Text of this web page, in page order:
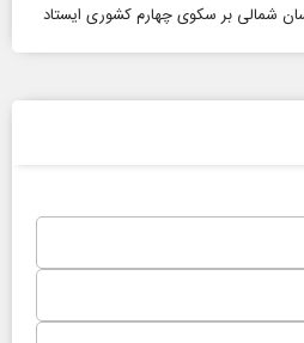
شمالی بر سکوی چهارم کشوری ایستاد